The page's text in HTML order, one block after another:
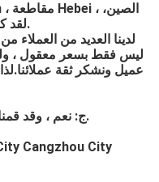
كشركة مصنعة تقع في مدينة Hejian ، مقاطعة Hebei ، الصين،
لقد كنا في هذه الصناعة لأكثر من 20 عامًا.
لدينا العديد من العملاء
ليس فقط بسعر معقول ،
عميل ونشكر ثقة
ج: نعم ، وقد قمنا بتصنيع لقم الثقب لأكثر من 20 عامًا.